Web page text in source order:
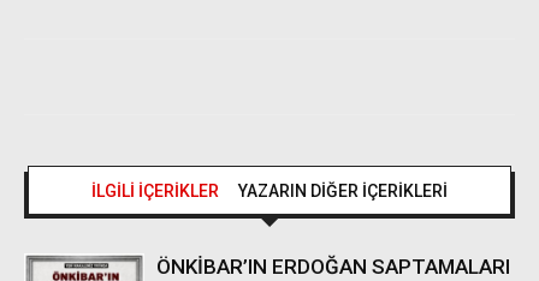
İLGİLİ İÇERİKLER YAZARIN DİĞER İÇERİKLERİ
ÖNKİBAR’IN ERDOĞAN SAPTAMALARI